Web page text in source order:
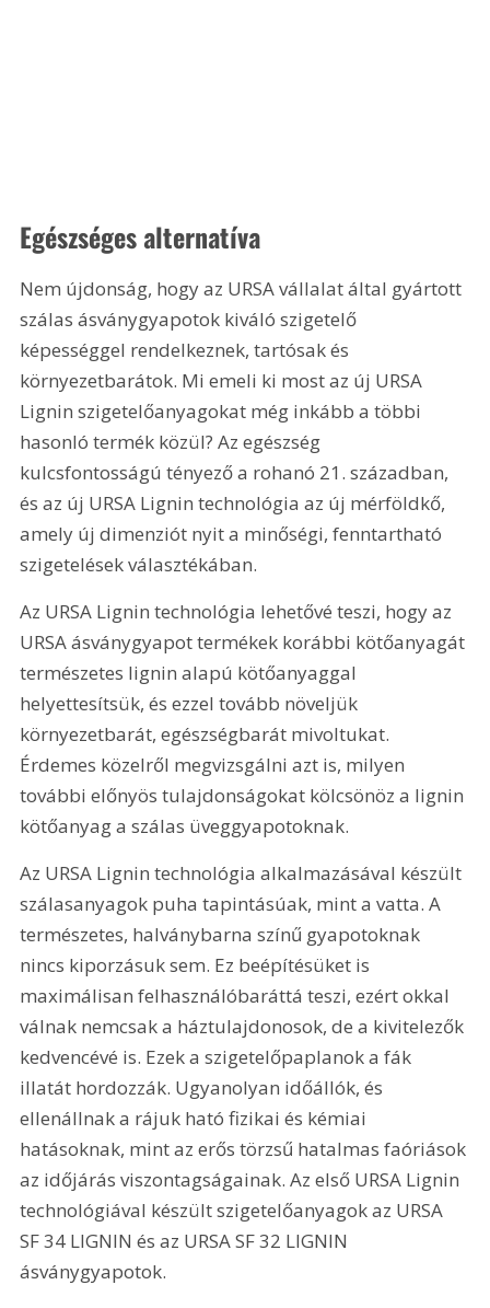
Egészséges alternatíva
Nem újdonság, hogy az URSA vállalat által gyártott
szálas ásványgyapotok kiváló szigetelő
képességgel rendelkeznek, tartósak és
környezetbarátok. Mi emeli ki most az új URSA
Lignin szigetelőanyagokat még inkább a többi
hasonló termék közül? Az egészség
kulcsfontosságú tényező a rohanó 21. században,
és az új URSA Lignin technológia az új mérföldkő,
amely új dimenziót nyit a minőségi, fenntartható
szigetelések választékában.
Az URSA Lignin technológia lehetővé teszi, hogy az
URSA ásványgyapot termékek korábbi kötőanyagát
természetes lignin alapú kötőanyaggal
helyettesítsük, és ezzel tovább növeljük
környezetbarát, egészségbarát mivoltukat.
Érdemes közelről megvizsgálni azt is, milyen
további előnyös tulajdonságokat kölcsönöz a lignin
kötőanyag a szálas üveggyapotoknak.
Az URSA Lignin technológia alkalmazásával készült
szálasanyagok puha tapintásúak, mint a vatta. A
természetes, halványbarna színű gyapotoknak
nincs kiporzásuk sem. Ez beépítésüket is
maximálisan felhasználóbaráttá teszi, ezért okkal
válnak nemcsak a háztulajdonosok, de a kivitelezők
kedvencévé is. Ezek a szigetelőpaplanok a fák
illatát hordozzák. Ugyanolyan időállók, és
ellenállnak a rájuk ható fizikai és kémiai
hatásoknak, mint az erős törzsű hatalmas faóriások
az időjárás viszontagságainak. Az első URSA Lignin
technológiával készült szigetelőanyagok az URSA
SF 34 LIGNIN és az URSA SF 32 LIGNIN
ásványgyapotok.